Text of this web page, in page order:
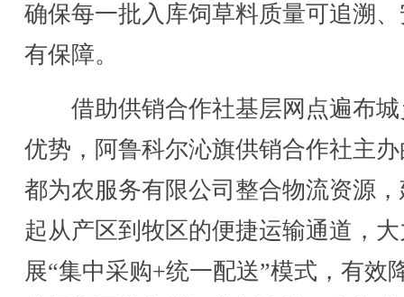
确保每一批入库饲草料质量可追溯
有保障。
借助供销合作社基层网点遍布城
优势，阿鲁科尔沁旗供销合作社主
都为农服务有限公司整合物流资源
起从产区到牧区的便捷运输通道，
展“集中采购+统一配送”模式，有效